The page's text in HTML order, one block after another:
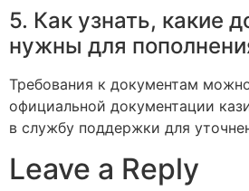
5. Как узнать, какие
нужны для
Требования к документам
официальной документации
в службу поддержки для
Leave a Reply